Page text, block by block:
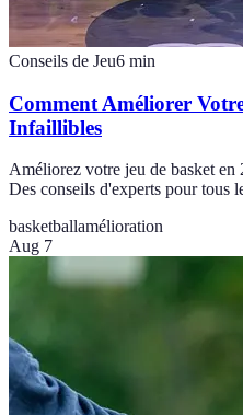
Conseils de Jeu6 min
Comment Améliorer
Infaillibles
Améliorez votre jeu de basket en
Des conseils d'experts pour tous
basketballamélioration
Aug 7